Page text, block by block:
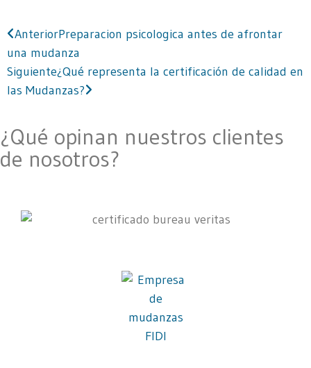
AnteriorPreparacion psicologica antes de afrontar
una mudanza
Siguiente¿Qué representa la certificación de calidad en
las Mudanzas?
¿Qué opinan nuestros clientes
de nosotros?